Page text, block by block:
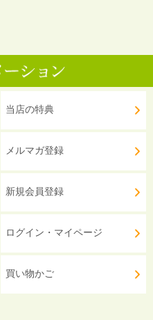
当店の特典
メルマガ登録
新規会員登録
ログイン・マイページ
買い物かご